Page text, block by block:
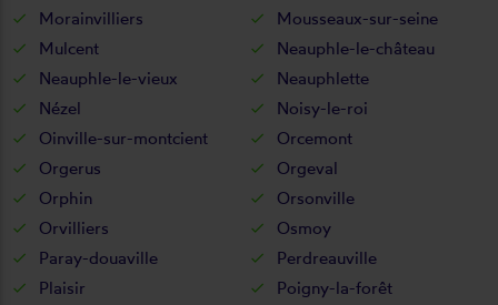
Morainvilliers
Mousseaux-sur-seine
Mulcent
Neauphle-le-château
Neauphle-le-vieux
Neauphlette
Nézel
Noisy-le-roi
Oinville-sur-montcient
Orcemont
Orgerus
Orgeval
Orphin
Orsonville
Orvilliers
Osmoy
Paray-douaville
Perdreauville
Plaisir
Poigny-la-forêt